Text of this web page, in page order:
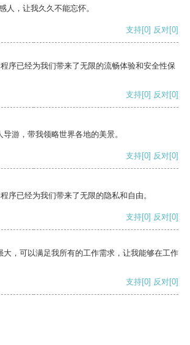
人，让我久久不能忘怀。
支持[0] 反对[0]
序已经为我们带来了无限的流畅体验和安全性保
支持[0] 反对[0]
游，带我领略世界各地的美景。
支持[0] 反对[0]
序已经为我们带来了无限的隐私和自由。
支持[0] 反对[0]
大，可以满足我所有的工作需求，让我能够在工作
支持[0] 反对[0]